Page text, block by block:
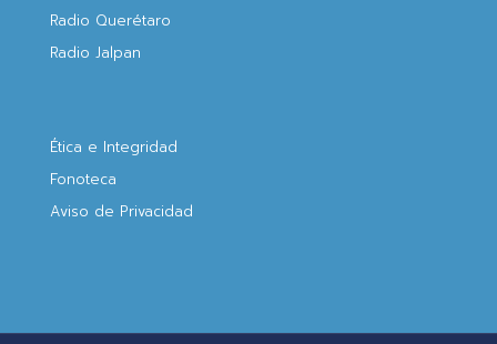
Radio Querétaro
Radio Jalpan
Ética e Integridad
Fonoteca
Aviso de Privacidad